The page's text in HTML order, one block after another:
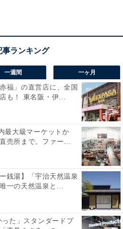
めに！ 知っておきたい
ターの福田風子さんは「閉め
トや湿気、ニオイ、二酸化炭
す。室内に溜まった二酸化炭
一週間 一ヶ月
福」の直営店に、全国
も！ 東名阪・伊...
最大級マーケットか
売所まで。ファー...
銭湯】「宇治天然温泉
一の天然温泉と...
った」スタンダードプ